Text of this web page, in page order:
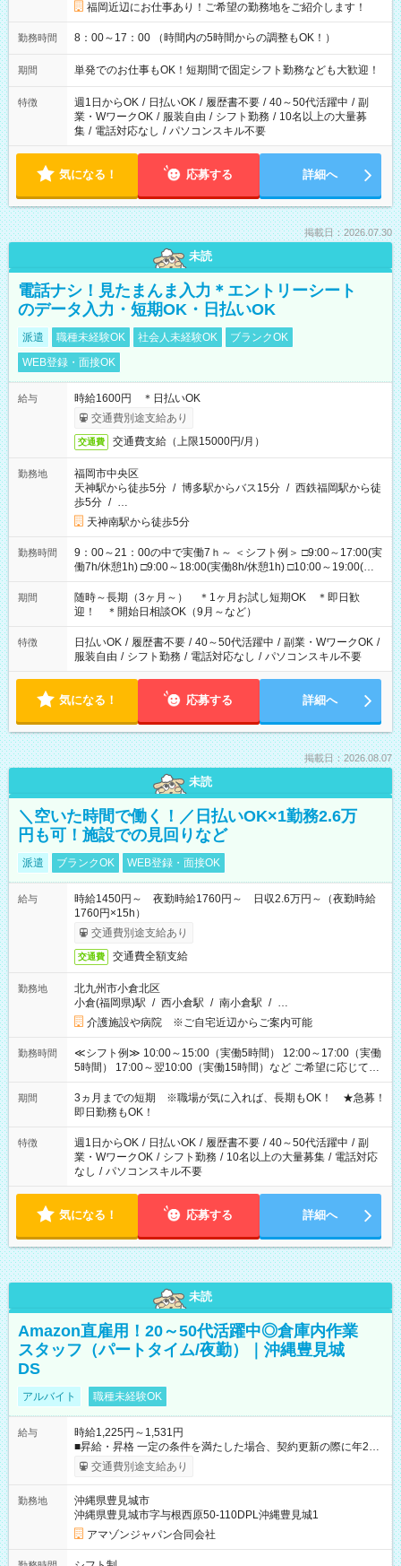
福岡近辺にお仕事あり！ご希望の勤務地をご紹介します！
勤務時間 8：00～17：00 （時間内の5時間からの調整もOK！）
期間 単発でのお仕事もOK！短期間で固定シフト勤務なども大歓迎！
特徴 週1日からOK / 日払いOK / 履歴書不要 / 40～50代活躍中 / 副
業・WワークOK / 服装自由 / シフト勤務 / 10名以上の大量募
集 / 電話対応なし / パソコンスキル不要
気になる！ 応募する 詳細へ
掲載日：2026.07.30
未読
電話ナシ！見たまんま入力＊エントリーシート
のデータ入力・短期OK・日払いOK
派遣 職種未経験OK 社会人未経験OK
ブランクOK
WEB登録・面接OK
給与
時給1600円 ＊日払いOK
交通費別途支給あり
交通費 交通費支給（上限15000円/月）
勤務地
福岡市中央区
天神駅から徒歩5分 / 博多駅からバス15分 / 西鉄福岡駅から徒
歩5分 / …
天神南駅から徒歩5分
勤務時間
9：00～21：00の中で実働7ｈ～ ＜シフト例＞ □9:00～17:00(実
働7h/休憩1h) □9:00～18:00(実働8h/休憩1h) □10:00～19:00(実
働8h/休憩1h) □11:00～20:00(実働8h/休憩1h) □12:00～20:00(実
働7h/休憩1h) □12:00～21:00(実働7h/休憩1h) ＊固定OK ＊選べ
る時間帯！
期間
随時～長期（3ヶ月～） ＊1ヶ月お試し短期OK ＊即日歓
迎！ ＊開始日相談OK（9月～など）
特徴 日払いOK / 履歴書不要 / 40～50代活躍中 / 副業・WワークOK /
服装自由 / シフト勤務 / 電話対応なし / パソコンスキル不要
気になる！ 応募する 詳細へ
掲載日：2026.08.07
未読
＼空いた時間で働く！／日払いOK×1勤務2.6万
円も可！施設での見回りなど
派遣 ブランクOK WEB登録・面接OK
給与
時給1450円～ 夜勤時給1760円～ 日収2.6万円～（夜勤時給
1760円×15h）
交通費別途支給あり
交通費 交通費全額支給
勤務地
北九州市小倉北区
小倉(福岡県)駅 / 西小倉駅 / 南小倉駅 / …
介護施設や病院 ※ご自宅近辺からご案内可能
勤務時間
≪シフト例≫ 10:00～15:00（実働5時間） 12:00～17:00（実働
5時間） 17:00～翌10:00（実働15時間）など ご希望に応じて、
働く時間は調整できます！ お気軽に担当へ相談ください！
期間
3ヵ月までの短期 ※職場が気に入れば、長期もOK！ ★急募！
即日勤務もOK！
特徴 週1日からOK / 日払いOK / 履歴書不要 / 40～50代活躍中 / 副
業・WワークOK / シフト勤務 / 10名以上の大量募集 / 電話対応
なし / パソコンスキル不要
気になる！ 応募する 詳細へ
未読
Amazon直雇用！20～50代活躍中◎倉庫内作業
スタッフ（パートタイム/夜勤）｜沖縄豊見城
DS
アルバイト 職種未経験OK
給与
時給1,225円～1,531円
■昇給・昇格 一定の条件を満たした場合、契約更新の際に年2回
まで昇給の機会があります。 ■正社員登用制度あり ※月末締/翌
月25日支払い ※時間外手当、別途支給 ※深夜割増賃金 (22:00～
☆Amazon直雇用で安定して働けます！ 【試用期間】試用期間
あり 試用期間の長さ：1週間 雇用形態、給与は本採用時と同じ
です。
交通費別途支給あり
勤務地
沖縄県豊見城市
沖縄県豊見城市字与根西原50-110DPL沖縄豊見城1
アマゾンジャパン合同会社